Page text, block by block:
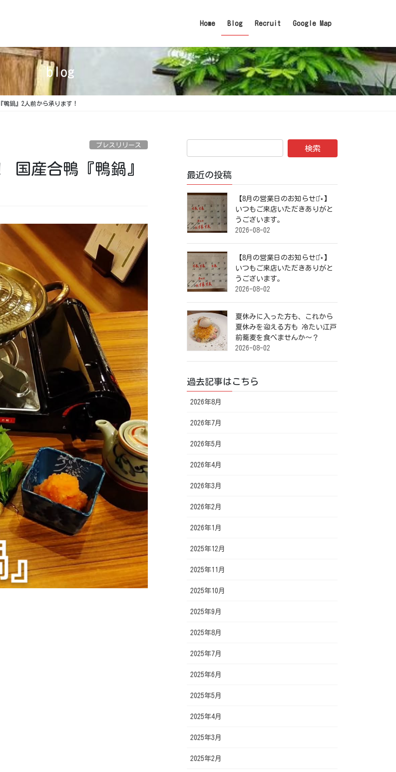
Home Blog Recruit Google Map
blog
鍋』2人前から承ります！
プレスリリース
国産合鴨『鴨鍋』
最近の投稿
【8月の営業日のお知らせ⋆͛⋆】
いつもご来店いただきありがと
うございます。
2026-08-02
【8月の営業日のお知らせ⋆͛⋆】
いつもご来店いただきありがと
うございます。
2026-08-02
夏休みに入った方も、これから
夏休みを迎える方も 冷たい江戸
前蕎麦を食べませんか～？
2026-08-02
過去記事はこちら
2026年8月
2026年7月
2026年5月
2026年4月
2026年3月
2026年2月
2026年1月
2025年12月
2025年11月
2025年10月
2025年9月
2025年8月
2025年7月
2025年6月
2025年5月
2025年4月
2025年3月
2025年2月